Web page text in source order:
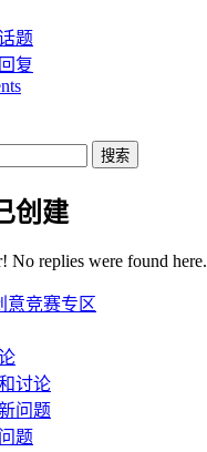
题
复
创建
No replies were found here.
意竞赛专区
讨论
问题
题